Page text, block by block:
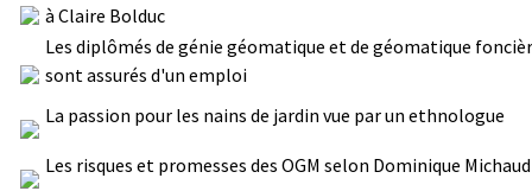
à Claire Bolduc
Les diplômés de génie géomatique et de géomatique
sont assurés d'un emploi
La passion pour les nains de jardin vue par un ethnologue
Les risques et promesses des OGM selon Dominique Michaud